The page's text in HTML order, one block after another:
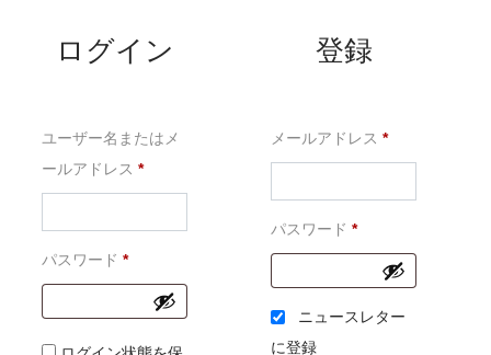
ログイン
ユーザー名またはメ
ールアドレス *必
須
パスワード *必
須
登録
メールアドレス *必
須
パスワード *必
須
ニュースレター
に登録